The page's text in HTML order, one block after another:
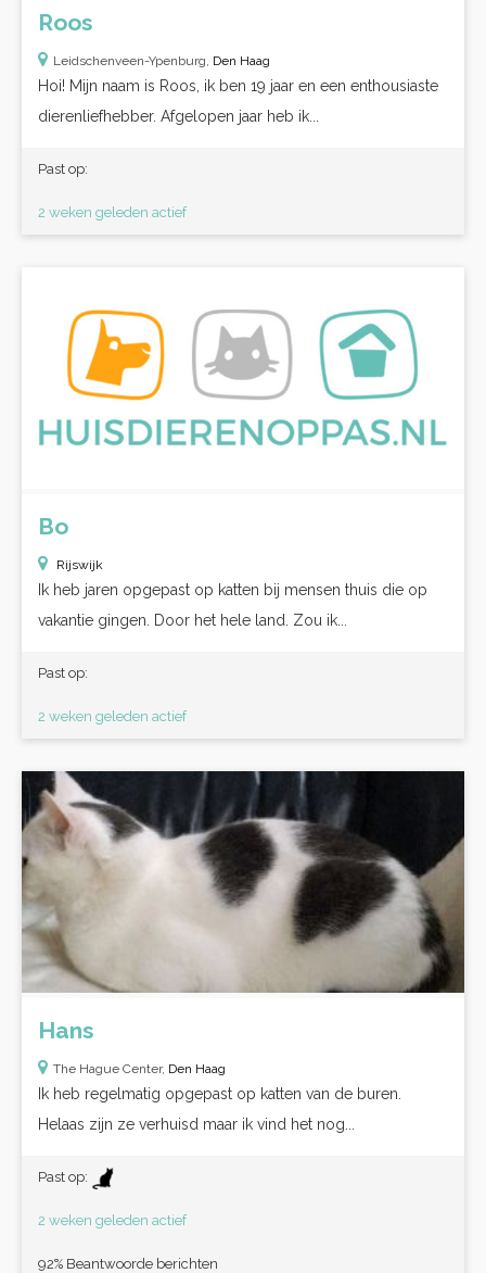
Roos
Leidschenveen-Ypenburg, Den Haag
Hoi! Mijn naam is Roos, ik ben 19 jaar en een enthousiaste
dierenliefhebber. Afgelopen jaar heb ik...
Past op:
2 weken geleden actief
Bo
Rijswijk
Ik heb jaren opgepast op katten bij mensen thuis die op
vakantie gingen. Door het hele land. Zou ik...
Past op:
2 weken geleden actief
Hans
The Hague Center, Den Haag
Ik heb regelmatig opgepast op katten van de buren.
Helaas zijn ze verhuisd maar ik vind het nog...
Past op:
2 weken geleden actief
92% Beantwoorde berichten